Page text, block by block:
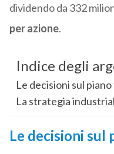
dividendo da 332
per azione.
Indice degli
Le decisioni sul
La strategia
Le decisioni sul